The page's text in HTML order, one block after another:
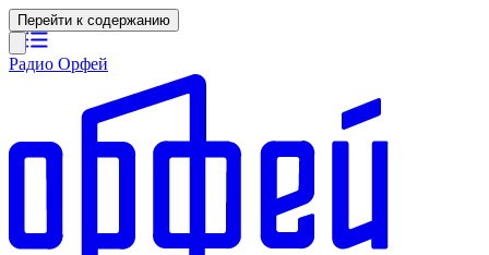
Перейти к содержанию
Радио Орфей